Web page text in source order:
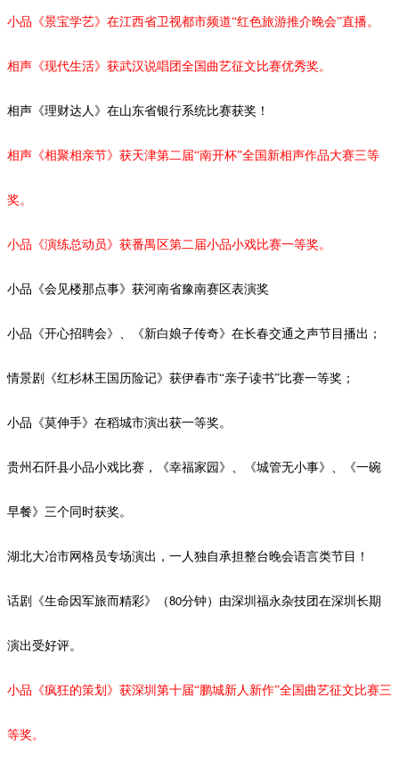
小品《景宝学艺》在江西省卫视都市频道“红色旅游推介晚会”直播。
相声《现代生活》获武汉说唱团全国曲艺征文比赛优秀奖。
相声《理财达人》在山东省银行系统比赛获奖！
相声《相聚相亲节》获天津第二届“南开杯”全国新相声作品大赛三等
奖。
小品《演练总动员》获番禺区第二届小品小戏比赛一等奖。
小品《会见楼那点事》获河南省豫南赛区表演奖
小品《开心招聘会》、《新白娘子传奇》在长春交通之声节目播出；
情景剧《红杉林王国历险记》获伊春市“亲子读书”比赛一等奖；
小品 《莫伸手》在稻城市演出获一等奖。
贵州石阡县小品小戏比赛，《幸福家园》、《城管无小事》、《一碗
早餐》三个同时获奖。
湖北大冶市网格员专场演出，一人独自承担整台晚会语言类节目！
话剧《生命因军旅而精彩》（80分钟）由深圳福永杂技团在深圳长期
演出受好评。
小品《疯狂的策划》获深圳第十届“鹏城新人新作”全国曲艺征文比赛三
等奖。